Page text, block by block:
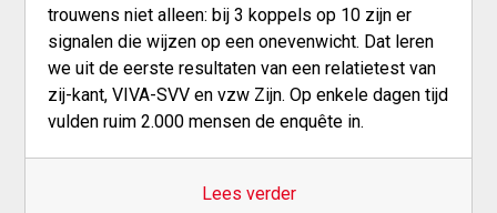
trouwens niet alleen: bij 3 koppels op 10 zijn er
signalen die wijzen op een onevenwicht. Dat leren
we uit de eerste resultaten van een relatietest van
zij-kant, VIVA-SVV en vzw Zijn. Op enkele dagen tijd
vulden ruim 2.000 mensen de enquête in.
Lees verder